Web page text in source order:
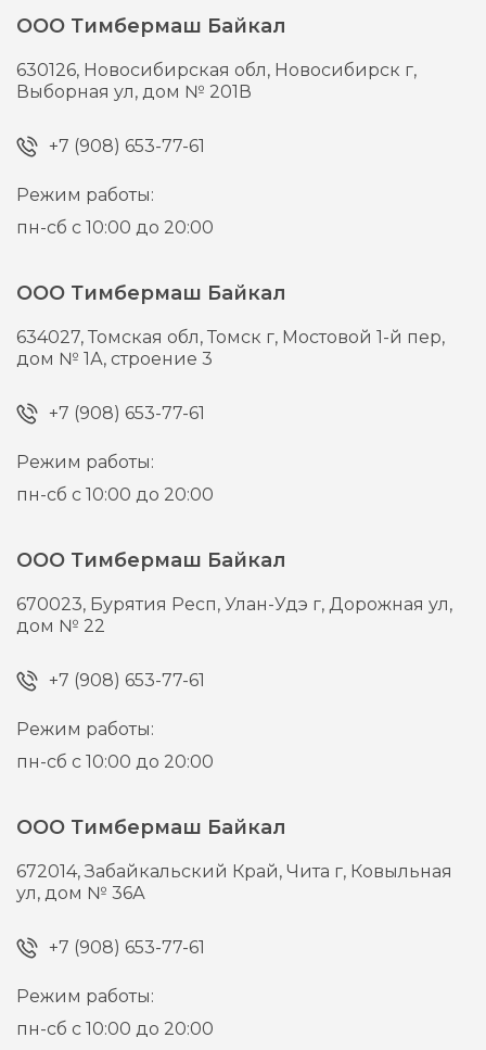
ООО Тимбермаш Байкал
630126, Новосибирская обл, Новосибирск г,
Выборная ул, дом № 201В
+7 (908) 653-77-61
Режим работы:
пн-сб с 10:00 до 20:00
ООО Тимбермаш Байкал
634027,Томская обл, Томск г, Мостовой 1-й пер,
дом № 1А, строение 3
+7 (908) 653-77-61
Режим работы:
пн-сб с 10:00 до 20:00
ООО Тимбермаш Байкал
670023, Бурятия Респ, Улан-Удэ г,Дорожная ул,
дом № 22
+7 (908) 653-77-61
Режим работы:
пн-сб с 10:00 до 20:00
ООО Тимбермаш Байкал
672014,Забайкальский Край, Чита г, Ковыльная
ул, дом № 36А
+7 (908) 653-77-61
Режим работы:
пн-сб с 10:00 до 20:00